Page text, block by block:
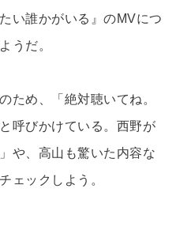
い誰かがいる』のMVにつ
うだ。
ため、「絶対聴いてね。
呼びかけている。西野が
や、高山も驚いた内容な
ェックしよう。